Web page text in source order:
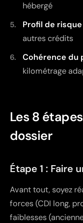
hébergé
Profil de
autres crédits
Cohérence du
kilométrage
Les 8
dossier
Étape 1 : Faire
Avant tout, soyez
forces (CDI long,
faiblesses